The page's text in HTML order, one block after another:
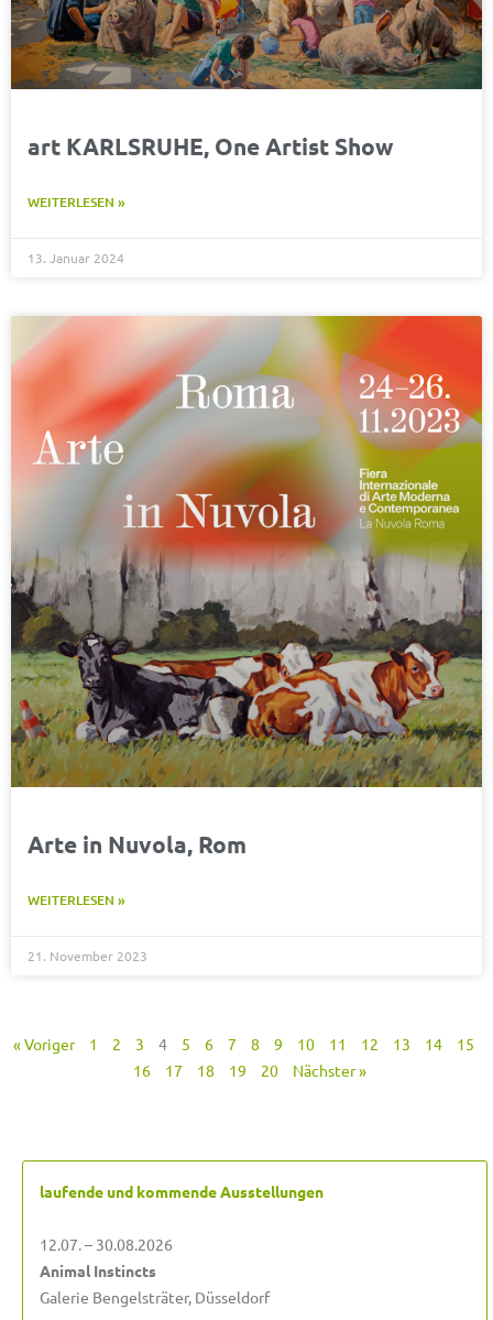
art KARLSRUHE, One Artist Show
WEITERLESEN »
13. Januar 2024
Arte in Nuvola, Rom
WEITERLESEN »
21. November 2023
« Voriger 1 2 3 4 5 6 7 8 9 10 11 12 13 14
15
16
17 18 19 20 Nächster »
laufende und kommende Ausstellungen
12.07. – 30.08.2026
Animal Instincts
Galerie Bengelsträter, Düsseldorf